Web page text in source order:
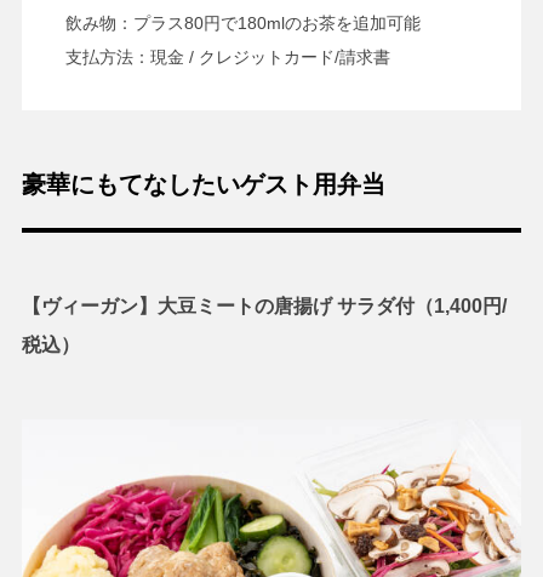
飲み物：プラス80円で180mlのお茶を追加可能
支払方法：現金 / クレジットカード/請求書
豪華にもてなしたいゲスト用弁当
【ヴィーガン】大豆ミートの唐揚げ サラダ付（1,400円/
税込）